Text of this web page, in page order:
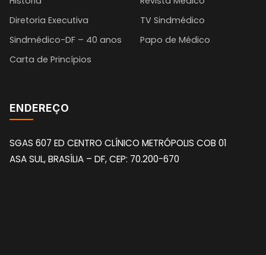
Diretoria Executiva
Sindmédico-DF – 40 anos
Carta de Princípios
TV Sindmédico
Papo de Médico
ENDEREÇO
SGAS 607 ED CENTRO CLÍNICO METRÓPOLIS COB 01
ASA SUL, BRASÍLIA – DF, CEP: 70.200-670